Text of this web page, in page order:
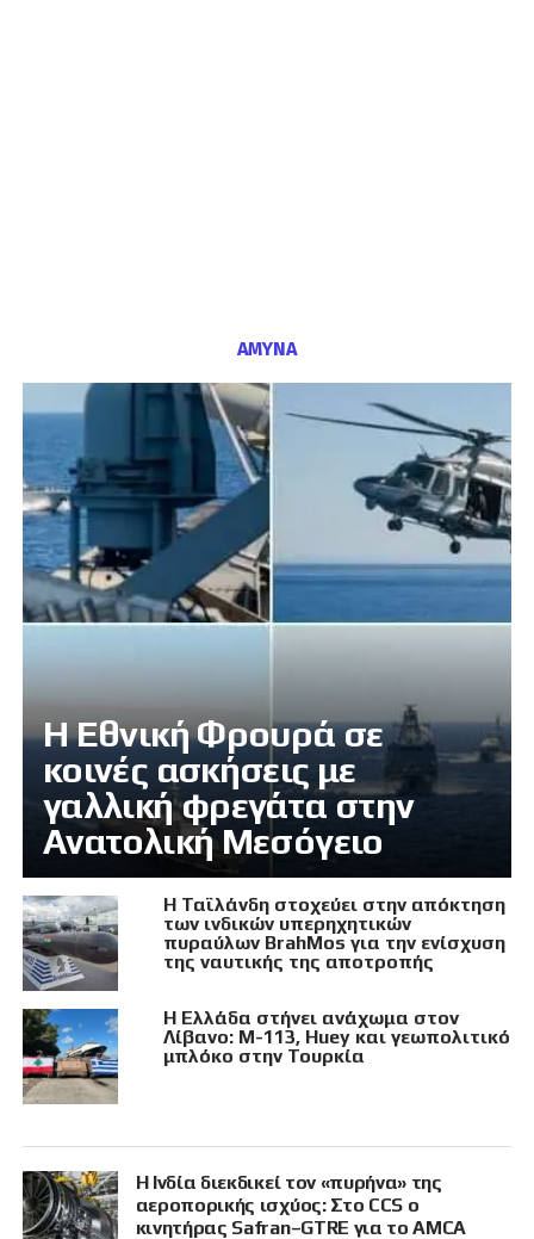
ΑΜΥΝΑ
Η Εθνική Φρουρά σε
κοινές ασκήσεις με
γαλλική φρεγάτα στην
Ανατολική Μεσόγειο
Η Ταϊλάνδη στοχεύει στην απόκτηση
των ινδικών υπερηχητικών
πυραύλων BrahMos για την ενίσχυση
της ναυτικής της αποτροπής
Η Ελλάδα στήνει ανάχωμα στον
Λίβανο: M-113, Huey και γεωπολιτικό
μπλόκο στην Τουρκία
Η Ινδία διεκδικεί τον «πυρήνα» της
αεροπορικής ισχύος: Στο CCS ο
κινητήρας Safran–GTRE για το AMCA